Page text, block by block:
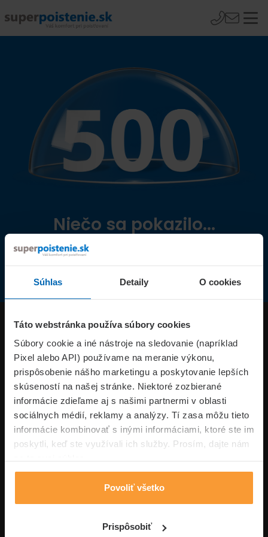
Súhlas Detaily O cookies
Táto webstránka používa súbory cookies
Súbory cookie a iné nástroje na sledovanie (napríklad
Pixel alebo API) používame na meranie výkonu,
prispôsobenie nášho marketingu a poskytovanie lepších
skúseností na našej stránke. Niektoré zozbierané
informácie zdieľame aj s našimi partnermi v oblasti
sociálnych médií, reklamy a analýzy. Tí zasa môžu tieto
informácie kombinovať s inými informáciami, ktoré ste im
poskytli, keď ste využívali ich služby. Prosím, dajte nám
Povoliť všetko
Prispôsobiť
Niečo sa pokazilo...
Přejít na úvodní stránku
Produkty
Superpoistenie.sk
Informácie
Typy poistení
Volajte pon-pia: 09:00–17:00 hod
0850 100 101
Napíšte nám